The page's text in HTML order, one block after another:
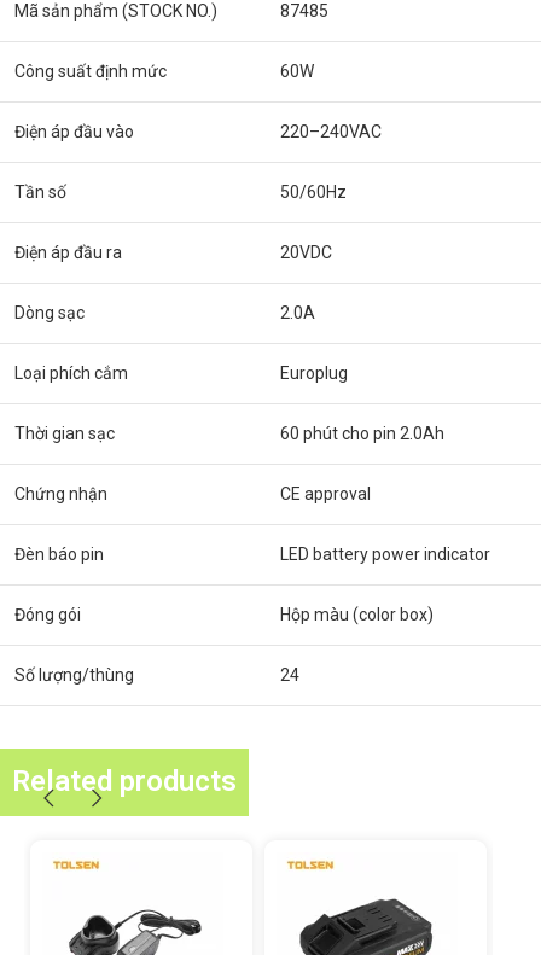
Mã sản phẩm (STOCK NO.) 87485
Công suất định mức 60W
Điện áp đầu vào 220–240VAC
Tần số 50/60Hz
Điện áp đầu ra 20VDC
Dòng sạc 2.0A
Loại phích cắm Europlug
Thời gian sạc 60 phút cho pin 2.0Ah
Chứng nhận CE approval
Đèn báo pin LED battery power indicator
Đóng gói Hộp màu (color box)
Số lượng/thùng 24
Related products